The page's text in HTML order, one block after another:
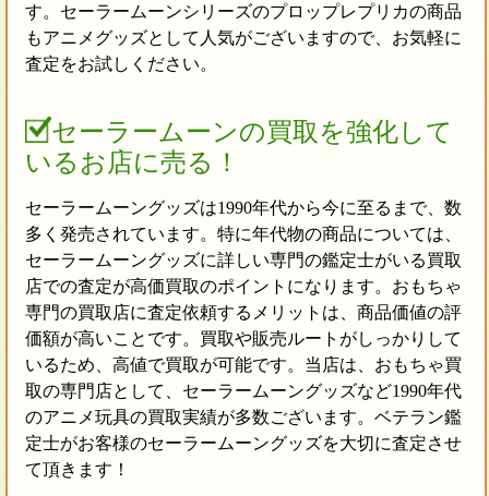
す。セーラームーンシリーズのプロップレプリカの商品
もアニメグッズとして人気がございますので、お気軽に
査定をお試しください。
セーラームーンの買取を強化して
いるお店に売る！
セーラームーングッズは1990年代から今に至るまで、数
多く発売されています。特に年代物の商品については、
セーラームーングッズに詳しい専門の鑑定士がいる買取
店での査定が高価買取のポイントになります。おもちゃ
専門の買取店に査定依頼するメリットは、商品価値の評
価額が高いことです。買取や販売ルートがしっかりして
いるため、高値で買取が可能です。当店は、おもちゃ買
取の専門店として、セーラームーングッズなど1990年代
のアニメ玩具の買取実績が多数ございます。ベテラン鑑
定士がお客様のセーラームーングッズを大切に査定させ
て頂きます！